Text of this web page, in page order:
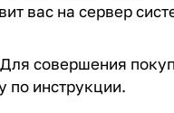
вас на сервер
совершения
по инструкции.